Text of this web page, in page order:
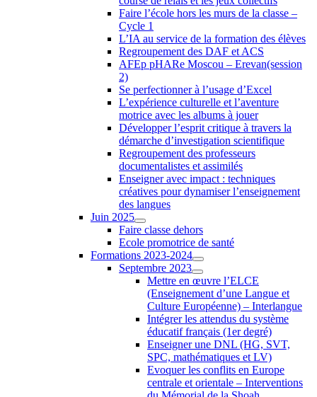
Faire l’école hors les murs de la classe –
Cycle 1
L’IA au service de la formation des élèves
Regroupement des DAF et ACS
AFEp pHARe Moscou – Erevan(session
2)
Se perfectionner à l’usage d’Excel
L’expérience culturelle et l’aventure
motrice avec les albums à jouer
Développer l’esprit critique à travers la
démarche d’investigation scientifique
Regroupement des professeurs
documentalistes et assimilés
Enseigner avec impact : techniques
créatives pour dynamiser l’enseignement
des langues
Juin 2025
Faire classe dehors
Ecole promotrice de santé
Formations 2023-2024
Septembre 2023
Mettre en œuvre l’ELCE
(Enseignement d’une Langue et
Culture Européenne) – Interlangue
Intégrer les attendus du système
éducatif français (1er degré)
Enseigner une DNL (HG, SVT,
SPC, mathématiques et LV)
Evoquer les conflits en Europe
centrale et orientale – Interventions